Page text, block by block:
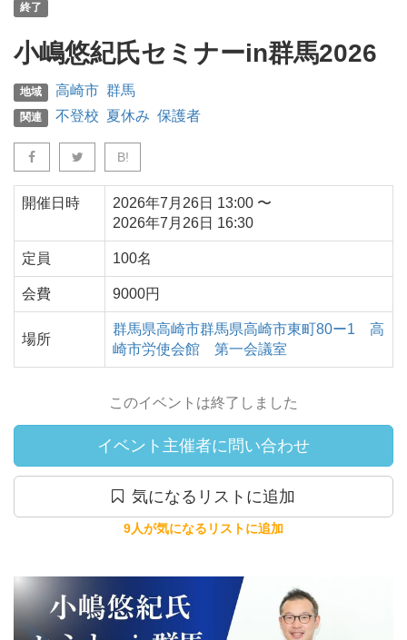
終了
小嶋悠紀氏セミナーin群馬2026
地域 高崎市 群馬
関連 不登校 夏休み 保護者
B!
開催日時 2026年7月26日 13:00 〜
2026年7月26日 16:30
定員 100名
会費 9000円
場所
群馬県高崎市群馬県高崎市東町80ー1
高
崎市労使会館 第一会議室
このイベントは終了しました
イベント主催者に問い合わせ
気になるリストに追加
9人が気になるリストに追加